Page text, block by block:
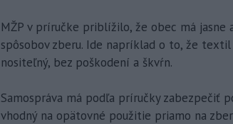
MŽP v príručke priblížilo, že obec má
spôsobov zberu. Ide napríklad o to, že
nositeľný, bez poškodení a škvŕn.
Samospráva má podľa príručky zabezpečiť
vhodný na opätovné použitie priamo na